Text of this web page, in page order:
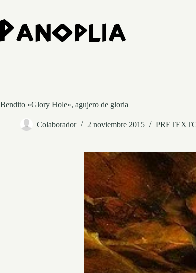
contenido
Bendito «Glory Hole», agujero de gloria
Colaborador 2 noviembre 2015